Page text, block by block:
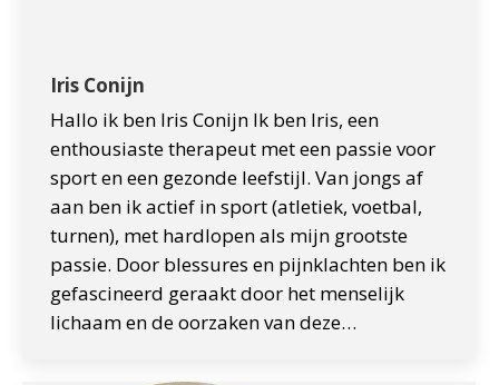
Iris Conijn
Hallo ik ben Iris Conijn Ik ben Iris, een
enthousiaste therapeut met een passie voor
sport en een gezonde leefstijl. Van jongs af
aan ben ik actief in sport (atletiek, voetbal,
turnen), met hardlopen als mijn grootste
passie. Door blessures en pijnklachten ben ik
gefascineerd geraakt door het menselijk
lichaam en de oorzaken van deze…